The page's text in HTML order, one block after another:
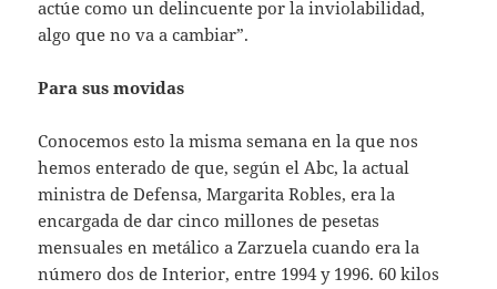
actúe como un delincuente por la inviolabilidad,
algo que no va a cambiar”.
Para sus movidas
Conocemos esto la misma semana en la que nos
hemos enterado de que, según el Abc, la actual
ministra de Defensa, Margarita Robles, era la
encargada de dar cinco millones de pesetas
mensuales en metálico a Zarzuela cuando era la
número dos de Interior, entre 1994 y 1996. 60 kilos